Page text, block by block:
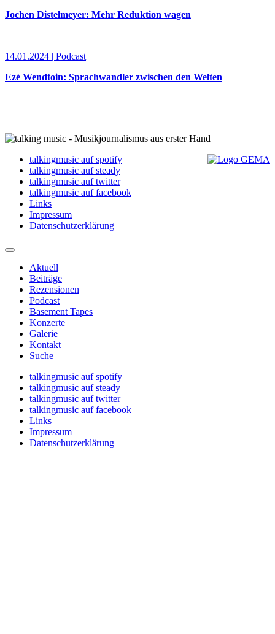
Jochen Distelmeyer: Mehr Reduktion wagen
14.01.2024 | Podcast
Ezé Wendtoin: Sprachwandler zwischen den Welten
talkingmusic auf spotify
talkingmusic auf steady
talkingmusic auf twitter
talkingmusic auf facebook
Links
Impressum
Datenschutzerklärung
Aktuell
Beiträge
Rezensionen
Podcast
Basement Tapes
Konzerte
Galerie
Kontakt
Suche
talkingmusic auf spotify
talkingmusic auf steady
talkingmusic auf twitter
talkingmusic auf facebook
Links
Impressum
Datenschutzerklärung